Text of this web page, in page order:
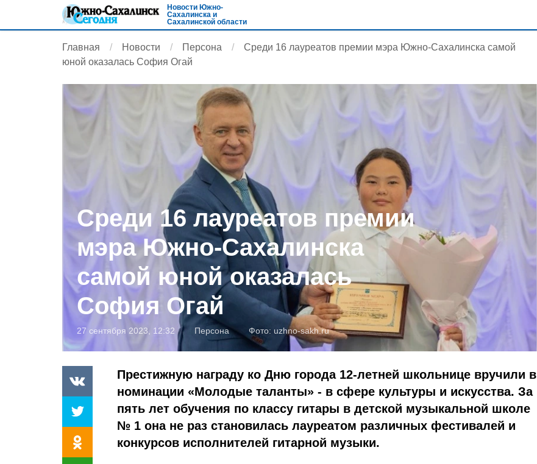
Новости Южно-
Сахалинска и
Сахалинской области
Главная Новости Персона
Cреди 16 лауреатов премии мэра Южно-Сахалинска самой
юной оказалась София Огай
Cреди 16 лауреатов премии
мэра Южно-Сахалинска
самой юной оказалась
София Огай
27 сентября 2023, 12:32 Персона Фото: uzhno-sakh.ru
Престижную награду ко Дню города 12-летней школьнице вручили в
номинации «Молодые таланты» - в сфере культуры и искусства. За
пять лет обучения по классу гитары в детской музыкальной школе
№ 1 она не раз становилась лауреатом различных фестивалей и
конкурсов исполнителей гитарной музыки.